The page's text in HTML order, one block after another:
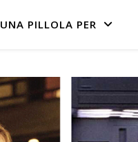
UNA PILLOLA PER